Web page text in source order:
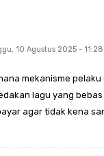
10 Agustus 2025 -
mekanisme pelaku
lagu yang
agar tidak kena